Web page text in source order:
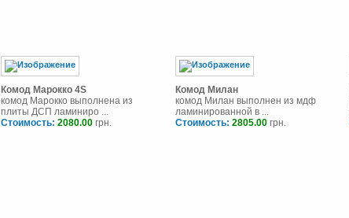
Комод Марокко 4S
комод Марокко выполнена из
плиты ДСП ламиниро ...
Стоимость: 2080.00 грн.
Комод Милан
комод Милан выполнен из мдф
ламинированной в ...
Стоимость: 2805.00 грн.